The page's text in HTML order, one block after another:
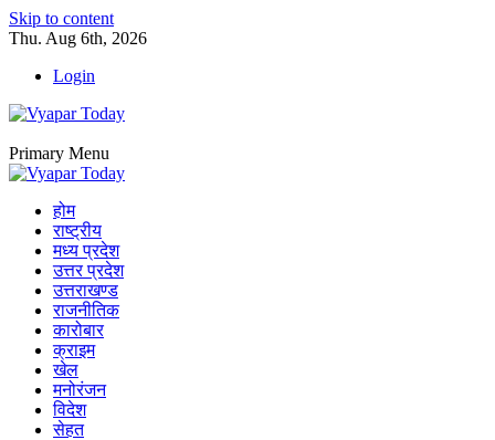
Skip to content
Thu. Aug 6th, 2026
Login
Primary Menu
होम
राष्ट्रीय
मध्य प्रदेश
उत्तर प्रदेश
उत्तराखण्ड
राजनीतिक
कारोबार
क्राइम
खेल
मनोरंजन
विदेश
सेहत